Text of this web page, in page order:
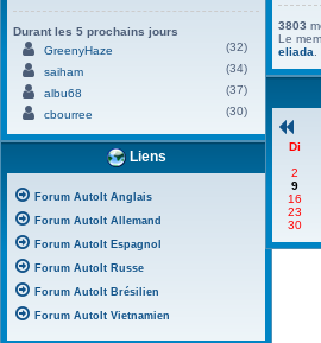
Durant les 5 prochains jours
GreenyHaze
(32)
saiham
(34)
albu68
(37)
cbourree
(30)
Liens
Forum AutoIt Anglais
Forum AutoIt Allemand
Forum AutoIt Espagnol
Forum AutoIt Russe
Forum AutoIt Brésilien
Forum AutoIt Vietnamien
3803
Le
eliada
Di
2
9
16
23
30